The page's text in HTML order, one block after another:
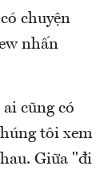
chuyện
nhấn
cũng có
tôi xem
Giữa "đi